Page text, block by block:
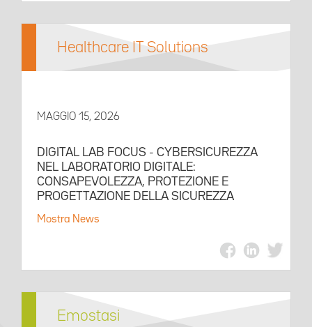
Healthcare IT Solutions
MAGGIO 15, 2026
DIGITAL LAB FOCUS - CYBERSICUREZZA
NEL LABORATORIO DIGITALE:
CONSAPEVOLEZZA, PROTEZIONE E
PROGETTAZIONE DELLA SICUREZZA
Mostra News
Emostasi